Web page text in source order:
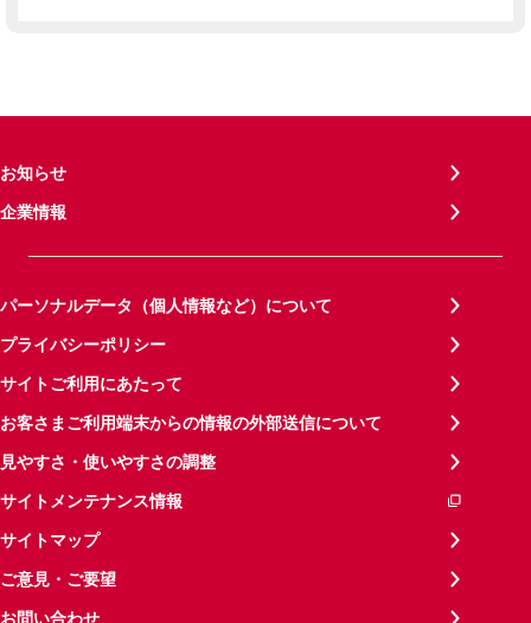
お知らせ
企業情報
パーソナルデータ（個人情報など）について
プライバシーポリシー
サイトご利用にあたって
お客さまご利用端末からの情報の外部送信について
見やすさ・使いやすさの調整
サイトメンテナンス情報
サイトマップ
ご意見・ご要望
お問い合わせ